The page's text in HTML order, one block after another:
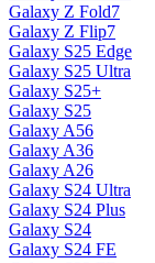
Galaxy Z Fold7
Galaxy Z Flip7
Galaxy S25 Edge
Galaxy S25 Ultra
Galaxy S25+
Galaxy S25
Galaxy A56
Galaxy A36
Galaxy A26
Galaxy S24 Ultra
Galaxy S24 Plus
Galaxy S24
Galaxy S24 FE